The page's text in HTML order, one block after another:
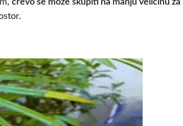
crevo se može skupiti na manju veličinu